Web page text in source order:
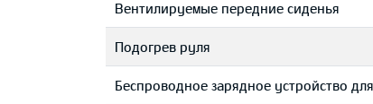
Вентилируемые передние сиденья
Подогрев руля
Беспроводное зарядное устройство